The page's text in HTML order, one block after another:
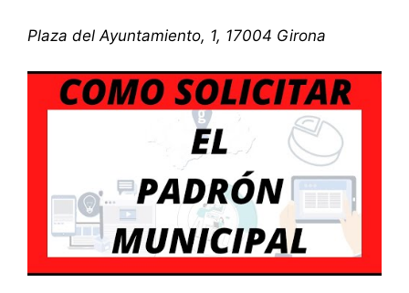
Plaza del Ayuntamiento, 1, 17004 Girona